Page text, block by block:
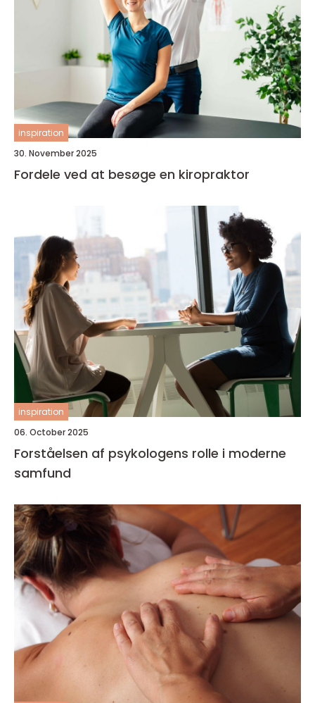
inspiration
30. November 2025
Fordele ved at besøge en kiropraktor
inspiration
06. October 2025
Forståelsen af psykologens rolle i moderne
samfund